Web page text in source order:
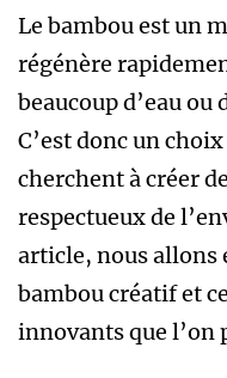
Le bambou est un
régénère
beaucoup d’eau ou
C’est donc un
cherchent à créer
respectueux de
article, nous allons
bambou créatif et
innovants que l’on